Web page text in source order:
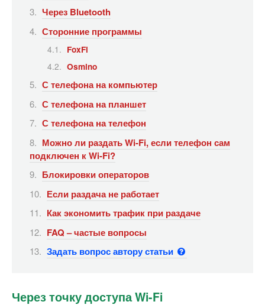
Через Bluetooth
Сторонние программы
FoxFi
Osmino
С телефона на компьютер
С телефона на планшет
С телефона на телефон
Можно ли раздать Wi-Fi, если телефон сам
подключен к Wi-Fi?
Блокировки операторов
Если раздача не работает
Как экономить трафик при раздаче
FAQ – частые вопросы
Задать вопрос автору статьи
Через точку доступа Wi-Fi